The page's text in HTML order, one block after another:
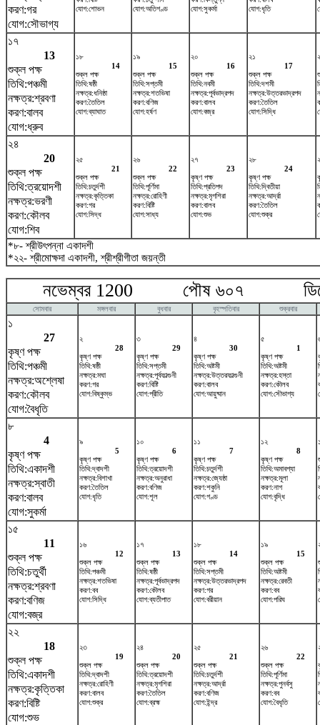
করণ:গর
যোগ:সৌভাগ্য
যোগ:শোভন
যোগ:অতিগণ্ড
যোগ:সুকর্মা
যোগ:ধৃতি
১৭
13
শুক্ল পক্ষ
তিথি:পঞ্চমী
নক্ষত্র:শ্রবণা
করণ:বালব
যোগ:ধ্রুব
১৮
14
শুক্ল পক্ষ
তিথি:ষষ্ঠী
নক্ষত্র:ধনিষ্ঠা
করণ:তৈতিল
যোগ:ব্যাঘাত
১৯
15
শুক্ল পক্ষ
তিথি:সপ্তমী
নক্ষত্র:শতভিষ‌া
করণ:বণিজ
যোগ:হর্ষণ
২০
16
শুক্ল পক্ষ
তিথি:নবমী
নক্ষত্র:পূর্বভাদ্রপদ
করণ:বালব
যোগ:বজ্র
২১
17
শুক্ল পক্ষ
তিথি:দশমী
নক্ষত্র:উত্তরভাদ্রপদ
করণ:তৈতিল
যোগ:সিদ্ধি
২৪
20
শুক্ল পক্ষ
তিথি:ত্রয়োদশী
নক্ষত্র:ভরণী
করণ:কৌলব
যোগ:শিব
২৫
21
শুক্ল পক্ষ
তিথি:চতুর্দশী
নক্ষত্র:কৃত্তিকা
করণ:গর
যোগ:সিদ্ধ
২৬
22
শুক্ল পক্ষ
তিথি:পূর্ণিমা
নক্ষত্র:রোহিণী
করণ:বিষ্টি
যোগ:সাধ্য
২৭
23
কৃষ্ণ পক্ষ
তিথি:প্রতিপদ
নক্ষত্র:মৃগশিরা
করণ:বালব
যোগ:শুভ
২৮
24
কৃষ্ণ পক্ষ
তিথি:দ্বিতীয়া
নক্ষত্র:আর্দ্রা
করণ:তৈতিল
যোগ:শুক্র
*৮- শ্রীউৎপন্না একাদশী
*২২- শ্রীমোক্ষদা একাদশী, শ্রীশ্রীগীতা জয়ন্তী
নভেম্বর 1200 পৌষ ৬০৭
সোমবার মঙ্গলবার বুধবার বৃহস্পতিবার শুক্রবার
১
27
কৃষ্ণ পক্ষ
তিথি:পঞ্চমী
নক্ষত্র:অশ্লেষা
করণ:কৌলব
যোগ:বৈধৃতি
২
28
কৃষ্ণ পক্ষ
তিথি:ষষ্ঠী
নক্ষত্র:মঘা
করণ:গর
যোগ:বিষ্কুম্ভ
৩
29
কৃষ্ণ পক্ষ
তিথি:সপ্তমী
নক্ষত্র:পূর্বফাল্গুনী
করণ:বিষ্টি
যোগ:প্রীতি
৪
30
কৃষ্ণ পক্ষ
তিথি:অষ্টমী
নক্ষত্র:উত্তরফাল্গুনী
করণ:বালব
যোগ:আয়ুষ্মান
৫
1
কৃষ্ণ পক্ষ
তিথি:অষ্টমী
নক্ষত্র:হস্তা
করণ:কৌলব
যোগ:সৌভাগ্য
৮
4
কৃষ্ণ পক্ষ
তিথি:একাদশী
নক্ষত্র:স্বাতী
করণ:বালব
যোগ:সুকর্মা
৯
5
কৃষ্ণ পক্ষ
তিথি:দ্বাদশী
নক্ষত্র:বিশাখা
করণ:তৈতিল
যোগ:ধৃতি
১০
6
কৃষ্ণ পক্ষ
তিথি:ত্রয়োদশী
নক্ষত্র:অনুরাধা
করণ:বণিজ
যোগ:শূল
১১
7
কৃষ্ণ পক্ষ
তিথি:চতুর্দশী
নক্ষত্র:জ্যেষ্ঠা
করণ:শকুনি
যোগ:গণ্ড
১২
8
কৃষ্ণ পক্ষ
তিথি:অমাবশ্যা
নক্ষত্র:মূলা
করণ:নাগ
যোগ:বৃদ্ধি
১৫
11
শুক্ল পক্ষ
তিথি:চতুর্থী
নক্ষত্র:শ্রবণা
করণ:বণিজ
যোগ:বজ্র
১৬
12
শুক্ল পক্ষ
তিথি:পঞ্চমী
নক্ষত্র:শতভিষ‌া
করণ:বব
যোগ:সিদ্ধি
১৭
13
শুক্ল পক্ষ
তিথি:ষষ্ঠী
নক্ষত্র:পূর্বভাদ্রপদ
করণ:কৌলব
যোগ:ব্যতীপাত
১৮
14
শুক্ল পক্ষ
তিথি:সপ্তমী
নক্ষত্র:উত্তরভাদ্রপদ
করণ:গর
যোগ:বরীয়ান
১৯
15
শুক্ল পক্ষ
তিথি:অষ্টমী
নক্ষত্র:রেবতী
করণ:বব
যোগ:পরিঘ
২২
18
শুক্ল পক্ষ
তিথি:একাদশী
নক্ষত্র:কৃত্তিকা
করণ:বিষ্টি
যোগ:শুভ
২৩
19
শুক্ল পক্ষ
তিথি:দ্বাদশী
নক্ষত্র:রোহিণী
করণ:বালব
যোগ:শুক্র
২৪
20
শুক্ল পক্ষ
তিথি:ত্রয়োদশী
নক্ষত্র:মৃগশিরা
করণ:তৈতিল
যোগ:ব্রহ্ম
২৫
21
শুক্ল পক্ষ
তিথি:চতুর্দশী
নক্ষত্র:আর্দ্রা
করণ:বণিজ
যোগ:ইন্দ্র
২৬
22
শুক্ল পক্ষ
তিথি:পূর্ণিমা
নক্ষত্র:পুনর্বসু
করণ:বব
যোগ:বৈধৃতি